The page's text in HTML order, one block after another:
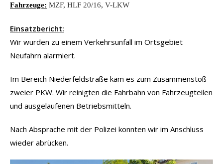
Fahrzeuge: MZF, HLF 20/16, V-LKW
Einsatzbericht:
Wir wurden zu einem Verkehrsunfall im Ortsgebiet
Neufahrn alarmiert.
Im Bereich Niederfeldstraße kam es zum Zusammenstoß
zweier PKW. Wir reinigten die Fahrbahn von Fahrzeugteilen
und ausgelaufenen Betriebsmitteln.
Nach Absprache mit der Polizei konnten wir im Anschluss
wieder abrücken.